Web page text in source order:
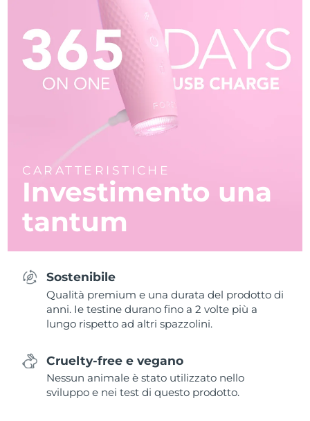
CARATTERISTICHE
Investimento una
tantum
Sostenibile
Qualità premium e una durata del prodotto di
anni. Ie testine durano fino a 2 volte più a
lungo rispetto ad altri spazzolini.
Cruelty-free e vegano
Nessun animale è stato utilizzato nello
sviluppo e nei test di questo prodotto.